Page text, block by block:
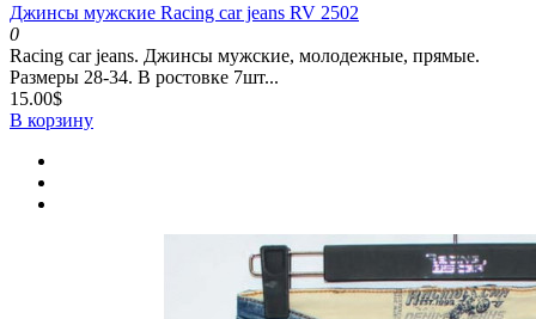
Джинсы мужские Racing car jeans RV 2502
0
Racing car jeans. Джинсы мужские, молодежные, прямые.
Размеры 28-34. В ростовке 7шт...
15.00$
В корзину